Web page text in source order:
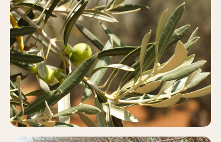
OLIVAR
Más información